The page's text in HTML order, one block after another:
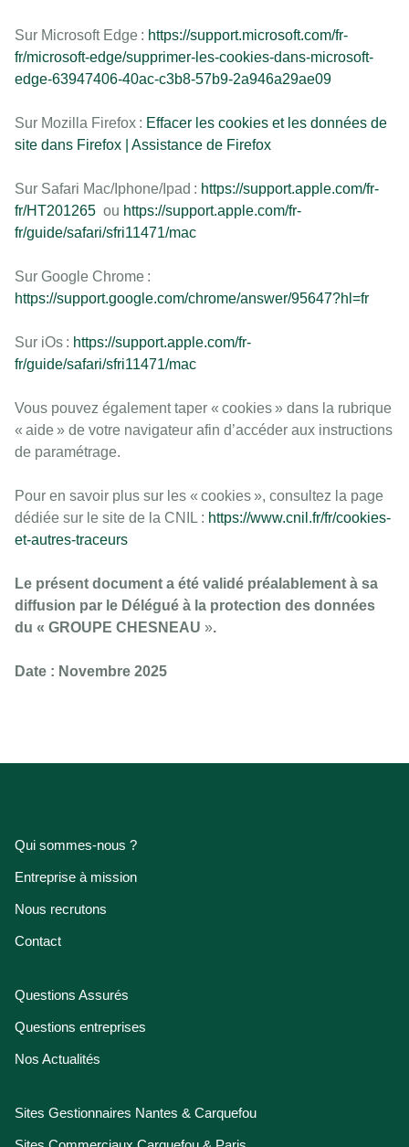
Sur Microsoft Edge : https://support.microsoft.com/fr-
fr/microsoft-edge/supprimer-les-cookies-dans-microsoft-
edge-63947406-40ac-c3b8-57b9-2a946a29ae09
Sur Mozilla Firefox : Effacer les cookies et les données de
site dans Firefox | Assistance de Firefox
Sur Safari Mac/Iphone/Ipad : https://support.apple.com/fr-
fr/HT201265 ou https://support.apple.com/fr-
fr/guide/safari/sfri11471/mac
Sur Google Chrome :
https://support.google.com/chrome/answer/95647?hl=fr
Sur iOs : https://support.apple.com/fr-
fr/guide/safari/sfri11471/mac
Vous pouvez également taper « cookies » dans la rubrique
« aide » de votre navigateur afin d’accéder aux instructions
de paramétrage.
Pour en savoir plus sur les « cookies », consultez la page
dédiée sur le site de la CNIL : https://www.cnil.fr/fr/cookies-
et-autres-traceurs
Le présent document a été validé préalablement à sa
diffusion par le Délégué à la protection des données
du « GROUPE CHESNEAU ».
Date : Novembre 2025
Qui sommes-nous ?
Entreprise à mission
Nous recrutons
Contact
Questions Assurés
Questions entreprises
Nos Actualités
Sites Gestionnaires Nantes & Carquefou